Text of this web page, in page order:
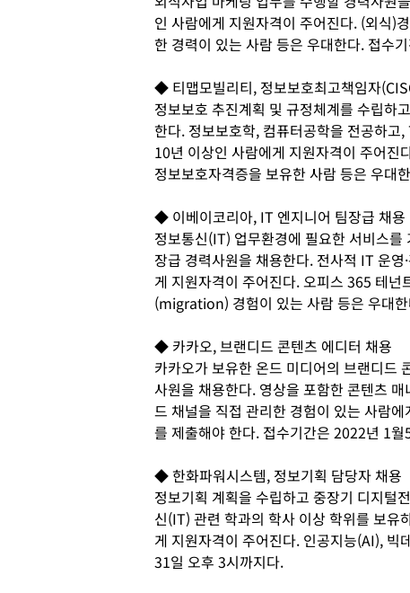
인 사람에게 지원자격이 주어진다. (외식)
한 경력이 있는 사람 등은 우대한다. 접수
◆ 티맵모빌리티, 정보보호최고책임자
정보보호 추진계획 및 규정체계를 수립하
한다. 정보보호학, 컴퓨터공학을 전공하고
10년 이상인 사람에게 지원자격이 주어진
정보보호자격증을 보유한 사람 등은 우대
◆ 이베이코리아, IT 엔지니어 팀장급 채용
정보통신(IT) 업무환경에 필요한 서비스
장급 경력사원을 채용한다. 전사적 IT 운
게 지원자격이 주어진다. 오피스 365 테
(migration) 경험이 있는 사람 등은 우대
◆ 카카오, 브랜디드 콘텐츠 에디터 채용
카카오가 보유한 온드 미디어의 브랜디드
사원을 채용한다. 영상을 포함한 콘텐츠
드 채널을 직접 관리한 경험이 있는 사람
를 제출해야 한다. 접수기간은 2022년 1월
◆ 한화파워시스템, 정보기획 담당자 채용
정보기획 계획을 수립하고 중장기 디지털
신(IT) 관련 학과의 학사 이상 학위를 보유
게 지원자격이 주어진다. 인공지능(AI), 빅
31일 오후 3시까지다.